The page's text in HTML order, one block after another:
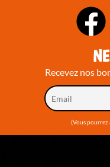
Recevez nos
(Vous pourrez